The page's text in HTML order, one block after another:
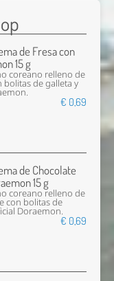
de Fresa con
15 g
coreano relleno de
bolitas de galleta y
€ 0,69
de Chocolate
15 g
coreano relleno de
con bolitas de
Doraemon.
€ 0,69